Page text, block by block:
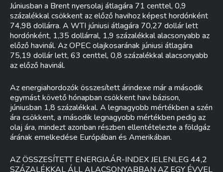
Júniusban a Brent nyersolaj átlagára 71 centtel, 0,9
százalékkal csökkent az előző havihoz képest hordónként
74,98 dollárra. A WTI júniusi átlagára 70,27 dollár lett
hordónként, 1,35 dollárral, 1,9 százalékkal alacsonyabb az
előző havinál. Az OPEC olajkosarának júniusi átlagára
75,19 dollár lett, 63 centtel, 0,8 százalékkal alacsonyabb
az előző havinál.
Az energiahordozók összesített árindexe már a második
egymást követő hónapban csökkent havi bázison,
júniusban 1,8 százalékkal. A legnagyobb mértékben a szén
ára csökkent, a második legnagyobb mértékben pedig az
olaj ára, mindezt azonban részben ellentételezte a földgáz
árának emelkedése Európában és Amerikában.
AZ ÖSSZESÍTETT ENERGIAÁR-INDEX JELENLEG 44,2
SZÁZALÉKKAL ÁLL ALACSONYABBAN AZ EGY ÉVVEL